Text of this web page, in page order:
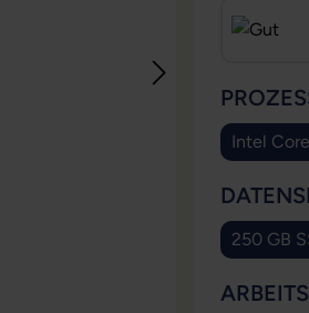
Intel
250 GB